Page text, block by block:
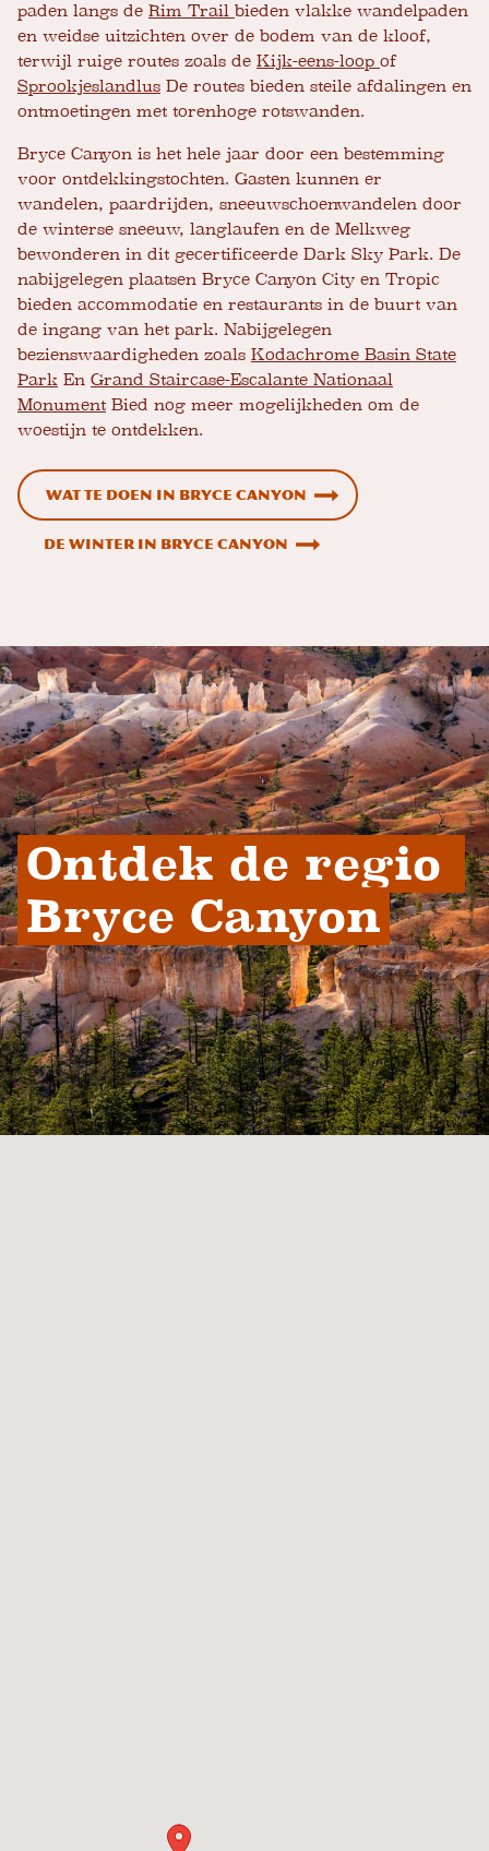
paden langs de Rim Trail bieden vlakke wandelpaden
en weidse uitzichten over de bodem van de kloof,
terwijl ruige routes zoals de Kijk-eens-loop of
Sprookjeslandlus De routes bieden steile afdalingen en
ontmoetingen met torenhoge rotswanden.
Bryce Canyon is het hele jaar door een bestemming
voor ontdekkingstochten. Gasten kunnen er
wandelen, paardrijden, sneeuwschoenwandelen door
de winterse sneeuw, langlaufen en de Melkweg
bewonderen in dit gecertificeerde Dark Sky Park. De
nabijgelegen plaatsen Bryce Canyon City en Tropic
bieden accommodatie en restaurants in de buurt van
de ingang van het park. Nabijgelegen
bezienswaardigheden zoals Kodachrome Basin State
Park En Grand Staircase-Escalante Nationaal
Monument Bied nog meer mogelijkheden om de
woestijn te ontdekken.
Wat te doen in Bryce Canyon
De winter in Bryce Canyon
Ontdek de regio
Bryce Canyon